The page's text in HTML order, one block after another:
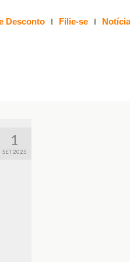
Desconto Filie-se
1
SET 2025